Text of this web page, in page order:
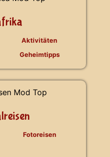
Aktivitäten
Geheimtipps
Fotoreisen